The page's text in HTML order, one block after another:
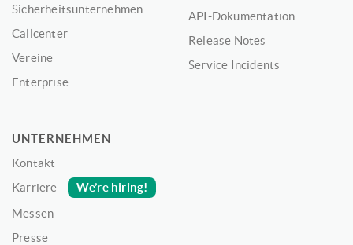
Sicherheitsunternehmen
Callcenter
Vereine
Enterprise
API-Dokumentation
Release Notes
Service Incidents
UNTERNEHMEN
Kontakt
Karriere
We’re hiring!
Messen
Presse